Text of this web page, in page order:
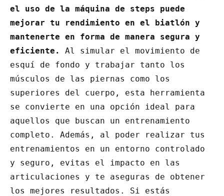
el uso de la máquina de steps puede
mejorar tu rendimiento en el biatlón y
mantenerte en forma de manera segura y
eficiente.
Al simular el movimiento de
esquí de fondo y trabajar tanto los
músculos de las piernas como los
superiores del cuerpo, esta herramienta
se convierte en una opción ideal para
aquellos que buscan un entrenamiento
completo. Además, al poder realizar tus
entrenamientos en un entorno controlado
y seguro, evitas el impacto en las
articulaciones y te aseguras de obtener
los mejores resultados. Si estás